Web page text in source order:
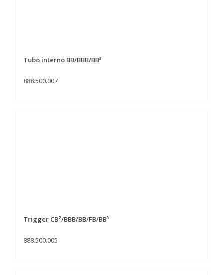
Tubo interno BB/BBB/BB³
888.500.007
Trigger CB²/BBB/BB/FB/BB³
888.500.005